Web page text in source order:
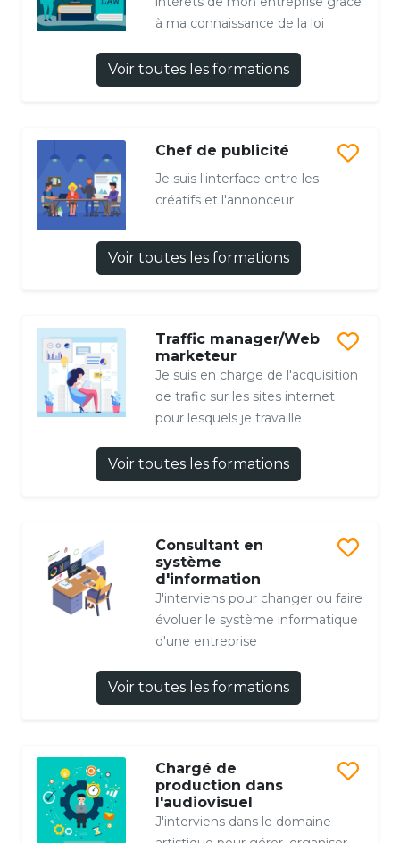
à ma connaissance de la loi
Voir toutes les formations
Chef de publicité
Je suis l'interface entre les
créatifs et l'annonceur
Voir toutes les formations
Traffic manager/Web
marketeur
Je suis en charge de l'acquisition
de trafic sur les sites internet
pour lesquels je travaille
Voir toutes les formations
Consultant en
système
d'information
J'interviens pour changer ou faire
évoluer le système informatique
d'une entreprise
Voir toutes les formations
Chargé de
production dans
l'audiovisuel
J'interviens dans le domaine